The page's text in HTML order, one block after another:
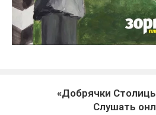
«Добрячки
Слушать